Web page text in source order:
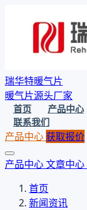
瑞华特暖气片
暖气片源头厂家
首页 产品中心
联系我们
产品中心获取报价
产品中心文章中心
首页
新闻资讯